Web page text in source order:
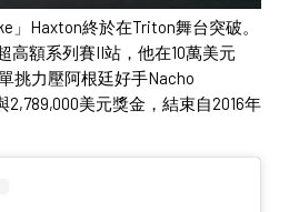
」Haxton終於在Triton舞台突破。
高額系列賽II站，他在10萬美元
挑力壓阿根廷好手Nacho
美元獎金，結束自2016年